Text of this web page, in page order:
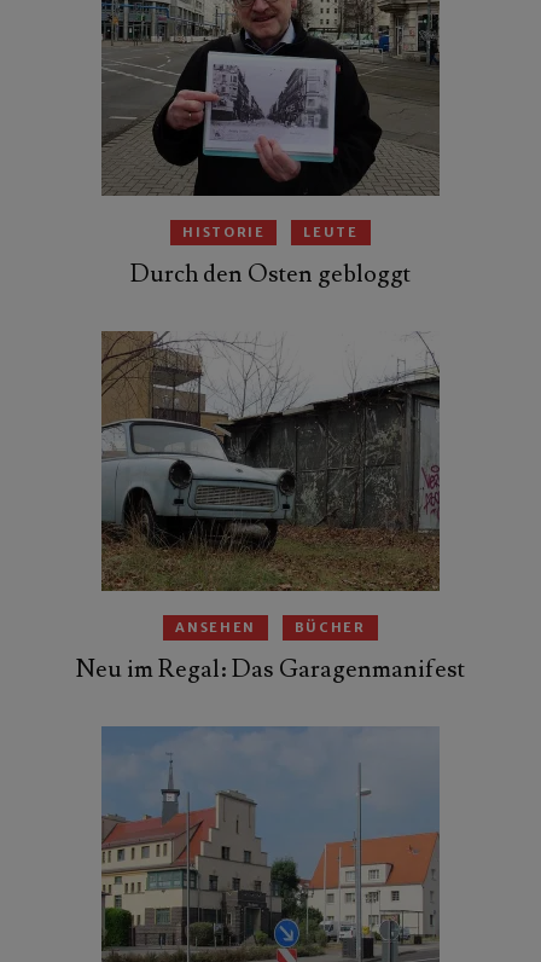
HISTORIE LEUTE
Durch den Osten gebloggt
ANSEHEN BÜCHER
Neu im Regal: Das Garagenmanifest